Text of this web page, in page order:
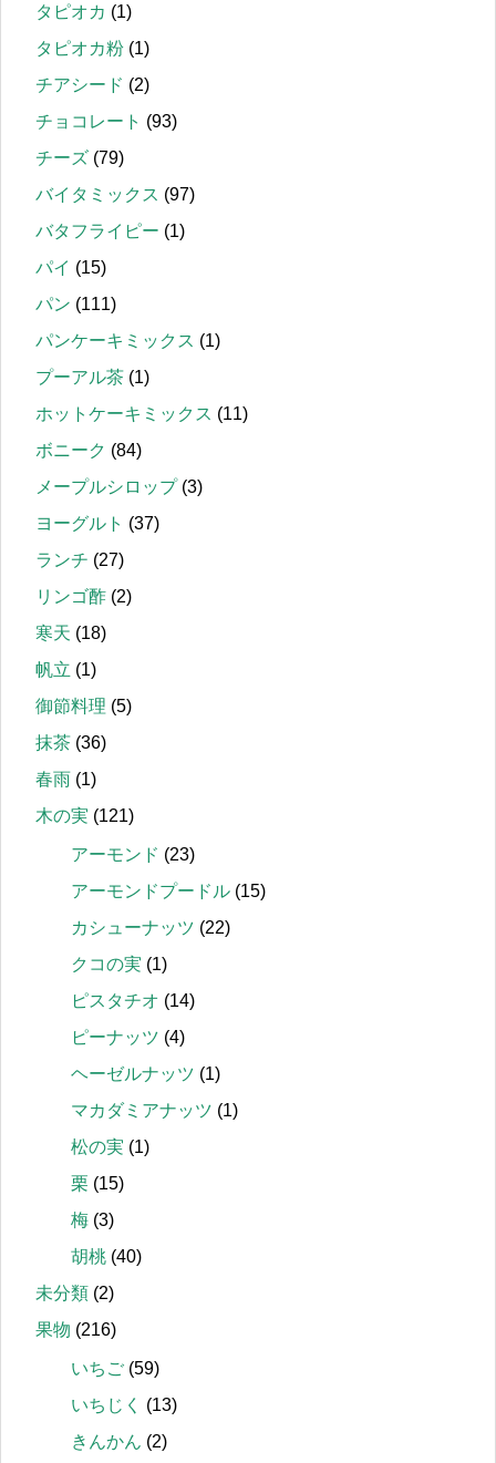
タピオカ (1)
タピオカ粉 (1)
チアシード (2)
チョコレート (93)
チーズ (79)
バイタミックス (97)
バタフライピー (1)
パイ (15)
パン (111)
パンケーキミックス (1)
プーアル茶 (1)
ホットケーキミックス (11)
ボニーク (84)
メープルシロップ(3)
ヨーグルト (37)
ランチ (27)
リンゴ酢 (2)
寒天 (18)
帆立 (1)
御節料理 (5)
抹茶 (36)
春雨 (1)
木の実 (121)
アーモンド (23)
アーモンドプードル (15)
カシューナッツ (22)
クコの実 (1)
ピスタチオ (14)
ピーナッツ (4)
ヘーゼルナッツ (1)
マカダミアナッツ (1)
松の実 (1)
栗 (15)
梅 (3)
胡桃 (40)
未分類 (2)
果物 (216)
いちご (59)
いちじく
(13)
きんかん (2)